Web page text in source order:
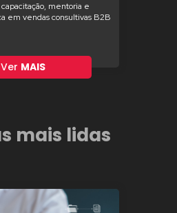
mentoria e
em vendas consultivas B2B
Ver MAIS
mais lidas